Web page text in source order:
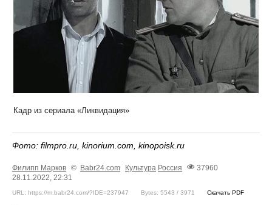
Кадр из сериала «Ликвидация»
Фото: filmpro.ru, kinorium.соm, kinopoisk.ru
Филипп Марков © Babr24.com Культура Россия
37960
28.11.2022, 22:31
URL: https://m.babr24.com/?IDE=237947 Bytes: 5543 / 3971 Скачать PDF